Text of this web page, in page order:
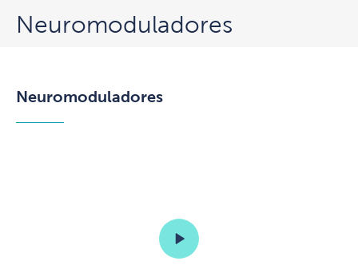
Neuromoduladores
Neuromoduladores